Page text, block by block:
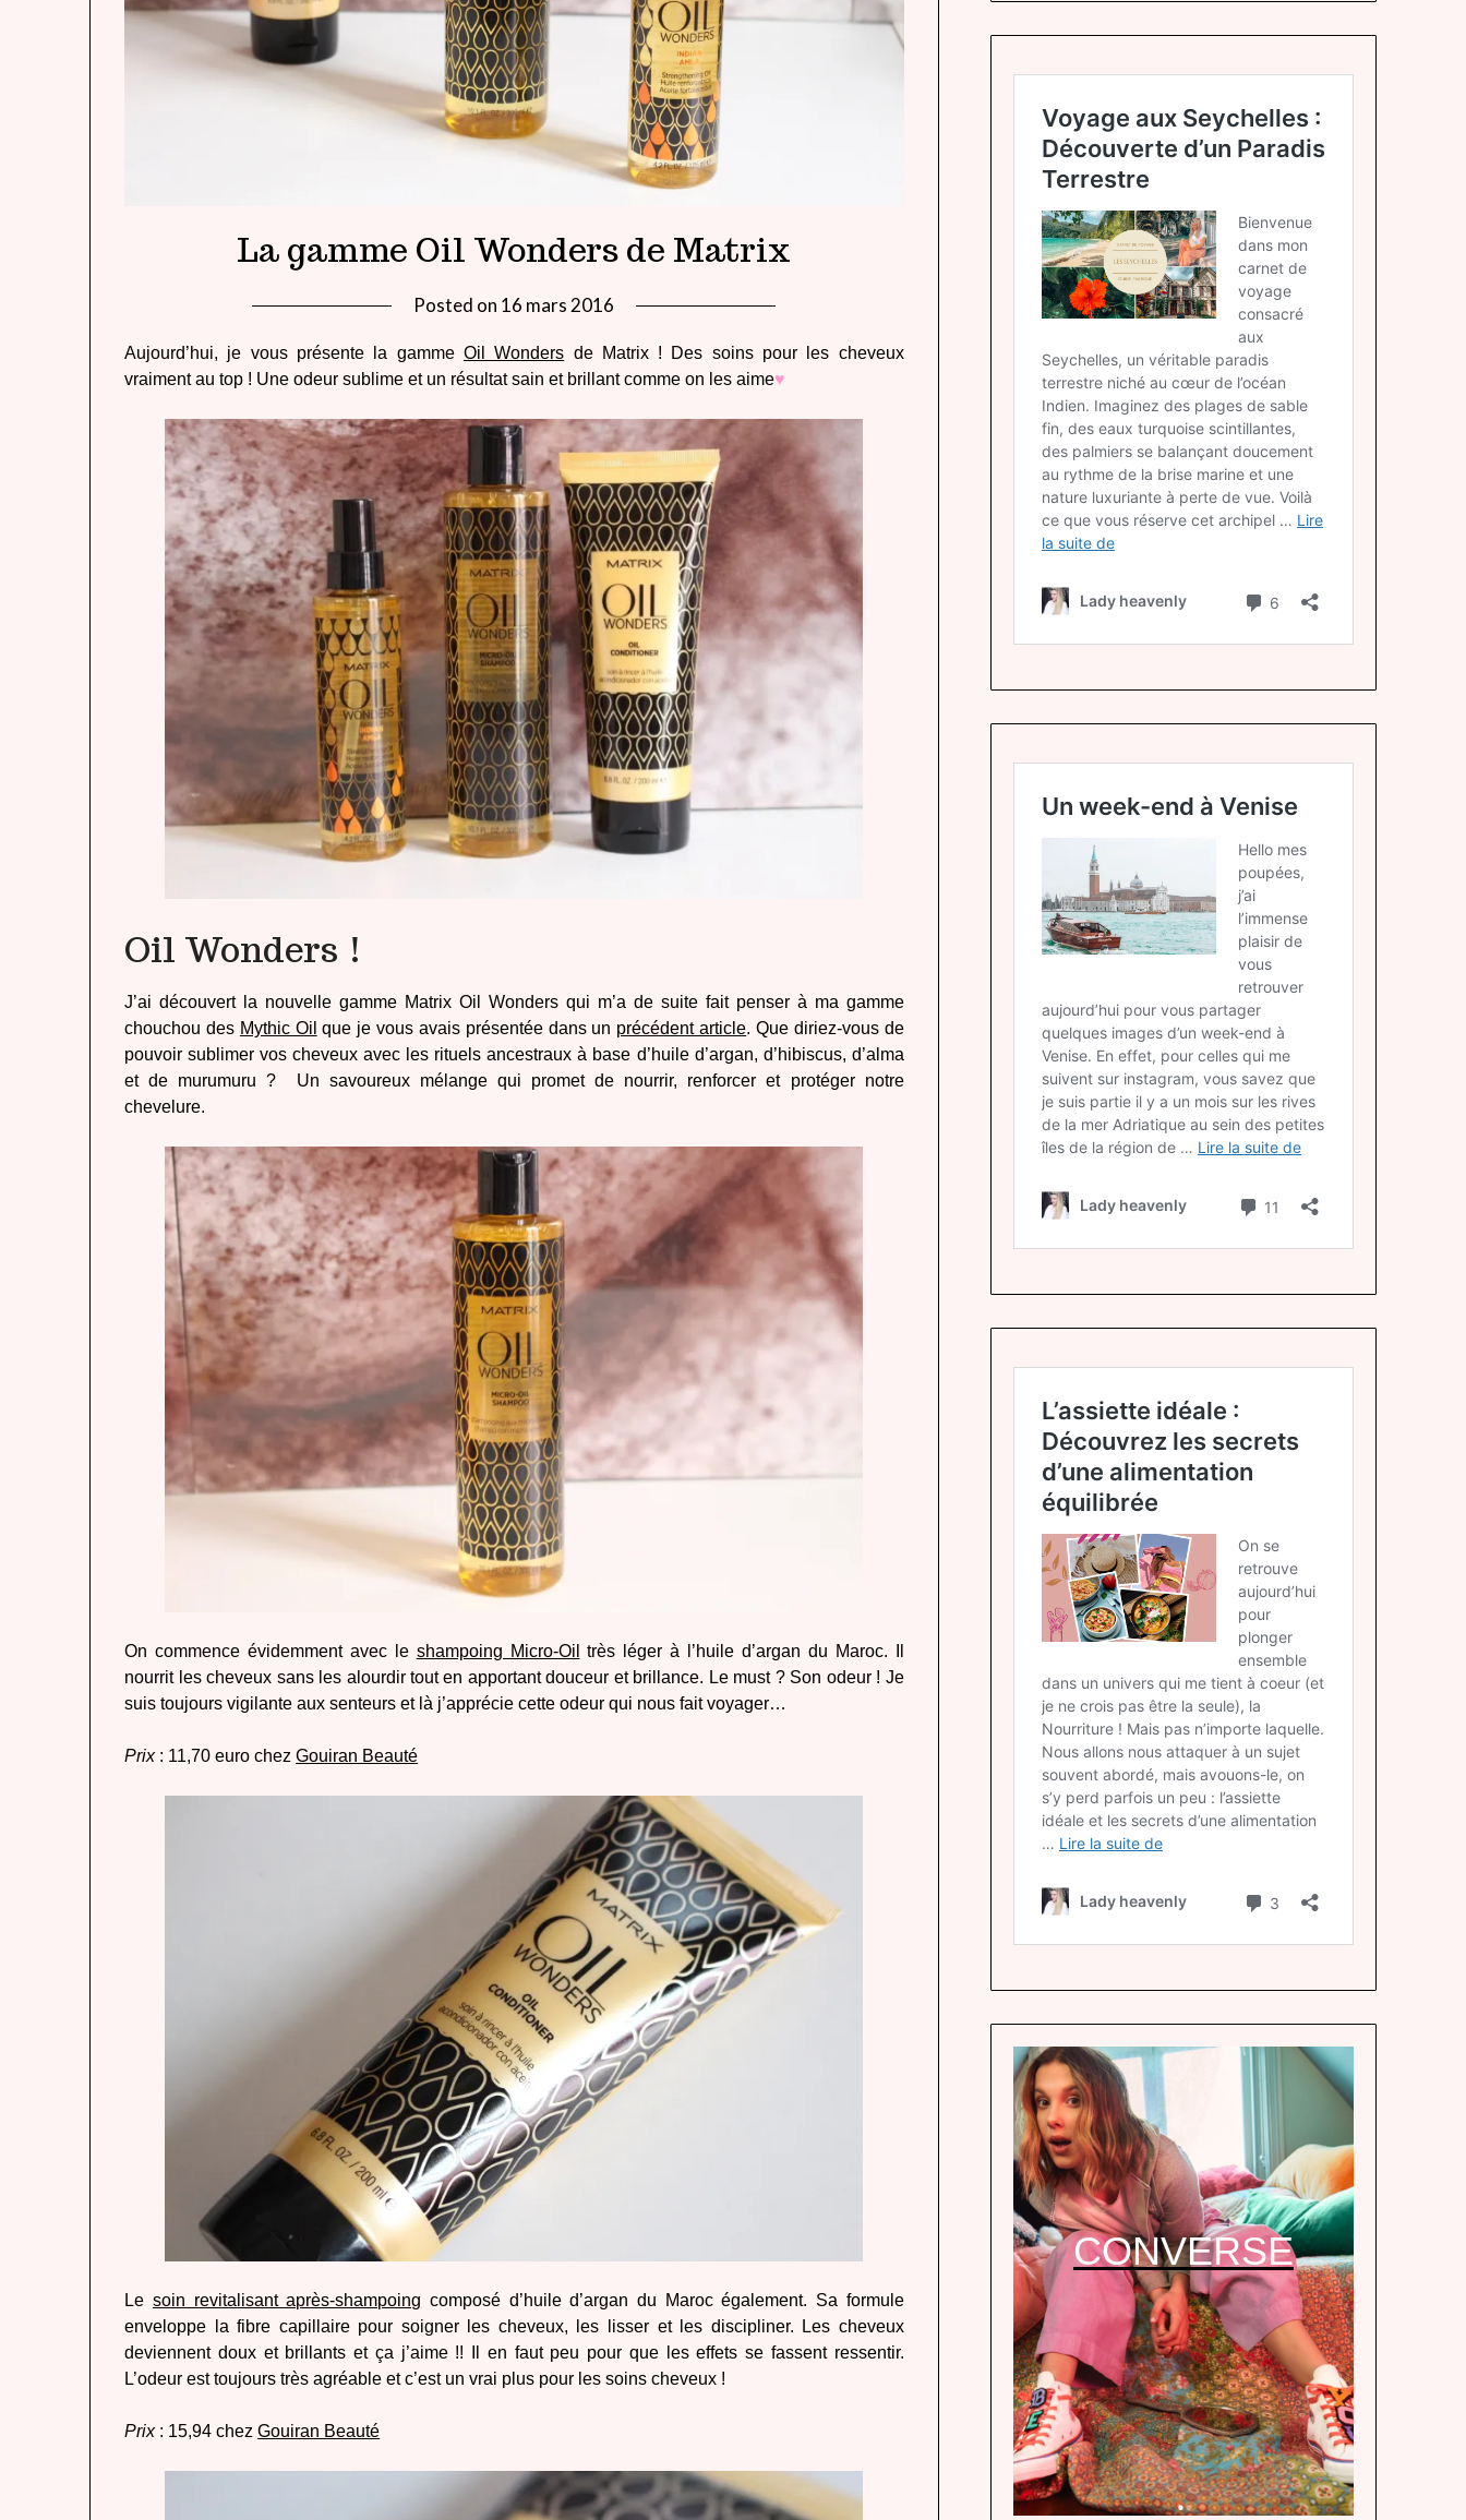
La gamme Oil Wonders de Matrix
Posted on 16 mars 2016
heavenly
Aujourd’hui, je vous présente la gamme Oil Wonders de Matrix ! Des soins pour les cheveux
vraiment au top ! Une odeur sublime et un résultat sain et brillant comme on les aime♥
Oil Wonders !
J’ai découvert la nouvelle gamme Matrix Oil Wonders qui m’a de suite fait penser à ma gamme
chouchou des Mythic Oil que je vous avais présentée dans un précédent article. Que diriez-vous de
pouvoir sublimer vos cheveux avec les rituels ancestraux à base d’huile d’argan, d’hibiscus, d’alma
et de murumuru ? Un savoureux mélange qui promet de nourrir, renforcer et protéger notre
chevelure.
On commence évidemment avec le shampoing Micro-Oil
très léger à l’huile d’argan du Maroc. Il
nourrit les cheveux sans les alourdir tout en apportant douceur et brillance. Le must ? Son odeur ! Je
suis toujours vigilante aux senteurs et là j’apprécie cette odeur qui nous fait voyager…
Prix: 11,70 euro chezGouiran Beauté
Le soin revitalisant après-shampoing composé d’huile d’argan du Maroc également. Sa formule
enveloppe la fibre capillaire pour soigner les cheveux, les lisser et les discipliner. Les cheveux
deviennent doux et brillants et ça j’aime !! Il en faut peu pour que les effets se fassent ressentir.
L’odeur est toujours très agréable et c’est un vrai plus pour les soins cheveux !
Prix: 15,94 chezGouiran Beauté
CONVERSE